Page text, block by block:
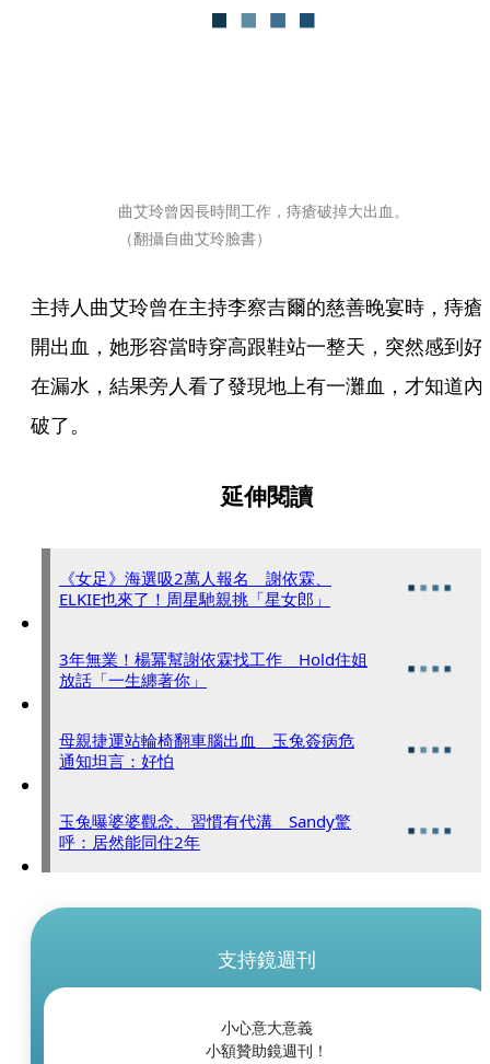
曲艾玲曾因長時間工作，痔瘡破掉大出血。
（翻攝自曲艾玲臉書）
主持人曲艾玲曾在主持李察吉爾的慈善晚宴時，痔瘡
開出血，她形容當時穿高跟鞋站一整天，突然感到好
在漏水，結果旁人看了發現地上有一灘血，才知道內
破了。
延伸閱讀
《女足》海選吸2萬人報名 謝依霖、
ELKIE也來了！周星馳親挑「星女郎」
3年無業！楊冪幫謝依霖找工作 Hold住姐
放話「一生纏著你」
母親捷運站輪椅翻車腦出血 玉兔簽病危
通知坦言：好怕
玉兔曝婆婆觀念、習慣有代溝 Sandy驚
呼：居然能同住2年
支持鏡週刊
小心意大意義
小額贊助鏡週刊！